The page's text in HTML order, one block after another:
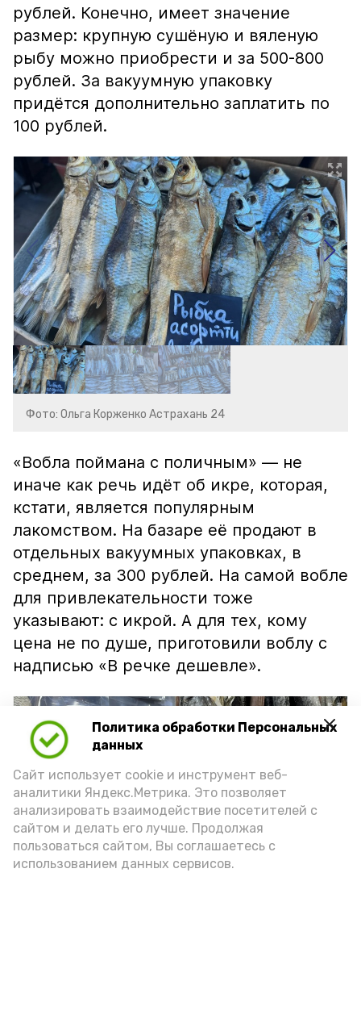
Политика обработки Персональных
данных
Сайт использует cookie и инструмент веб-
аналитики Яндекс.Метрика. Это позволяет
анализировать взаимодействие посетителей с
сайтом и делать его лучше. Продолжая
пользоваться сайтом, Вы соглашаетесь с
использованием данных сервисов.
рублей. Конечно, имеет значение
размер: крупную сушёную и вяленую
рыбу можно приобрести и за 500-800
рублей. За вакуумную упаковку
придётся дополнительно заплатить по
100 рублей.
Фото: Ольга Корженко Астрахань 24
«Вобла поймана с поличным» — не
иначе как речь идёт об икре, которая,
кстати, является популярным
лакомством. На базаре её продают в
отдельных вакуумных упаковках, в
среднем, за 300 рублей. На самой вобле
для привлекательности тоже
указывают: с икрой. А для тех, кому
цена не по душе, приготовили воблу с
надписью «В речке дешевле».